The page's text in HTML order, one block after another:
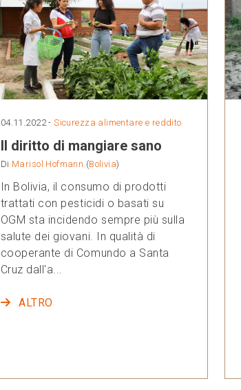
04.11.2022 -Sicurezza alimentare e reddito
Il diritto di mangiare sano
Di Marisol Hofmann (Bolivia)
In Bolivia, il consumo di prodotti
trattati con pesticidi o basati su
OGM sta incidendo sempre più sulla
salute dei giovani. In qualità di
cooperante di Comundo a Santa
Cruz dall'a...
ALTRO